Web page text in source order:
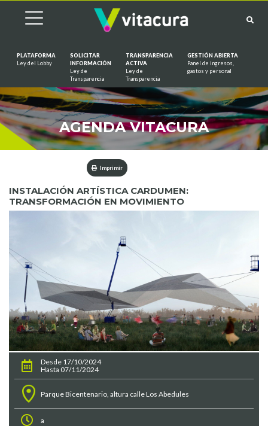
PLATAFORMA
Ley del Lobby
SOLICITAR
INFORMACIÓN
Ley de
Transparencia
TRANSPARENCIA
ACTIVA
Ley de
Transparencia
GESTIÓN ABIERTA
Panel de ingresos,
gastos y personal
AGENDA VITACURA
Imprimir
INSTALACIÓN ARTÍSTICA CARDUMEN:
TRANSFORMACIÓN EN MOVIMIENTO
Desde 17/10/2024
Hasta 07/11/2024
Parque Bicentenario, altura calle Los Abedules
a